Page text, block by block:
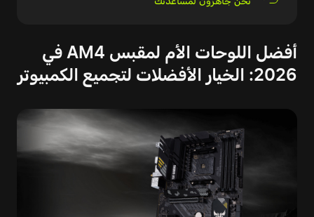
أفضل اللوحات الأم لمقبس AM4 في
2026: الخيار الأفضلات لتجميع الكمبيوتر